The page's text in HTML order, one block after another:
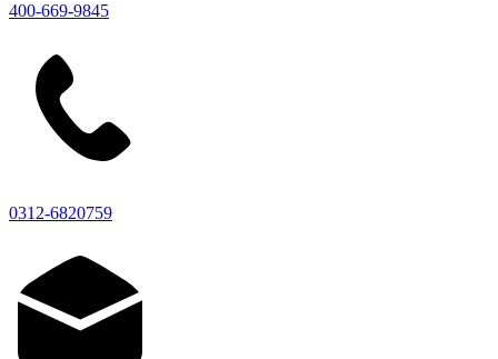
400-669-9845
0312-6820759